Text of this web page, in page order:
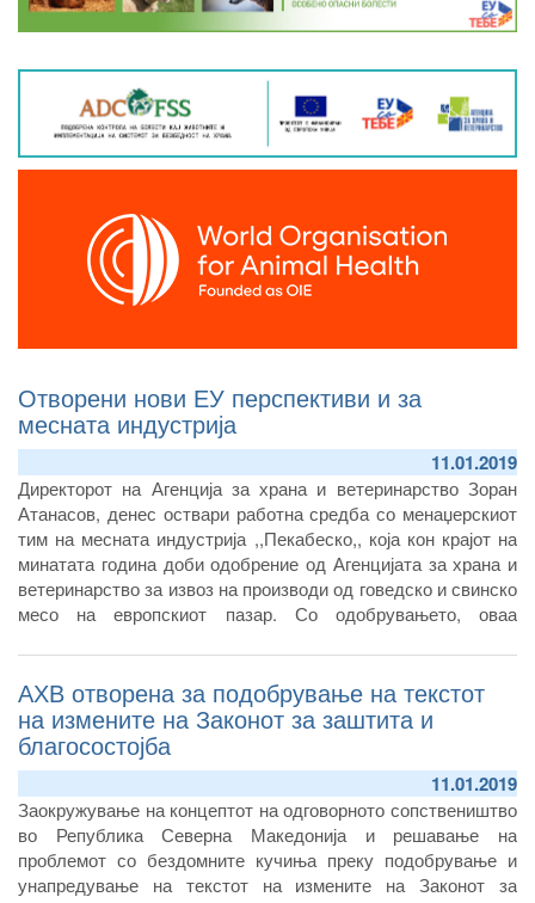
Отворени нови ЕУ перспективи и за
месната индустрија
11.01.2019
Директорот на Агенција за храна и ветеринарство Зоран
Атанасов, денес оствари работна средба со менаџерскиот
тим на месната индустрија ,,Пекабеско,, која кон крајот на
минатата година доби одобрение од Агенцијата за храна и
ветеринарство за извоз на производи од говедско и свинско
месо на европскиот пазар. Со одобрувањето, оваа
за извоз на европскиот пазар и се наоѓа на листата на
одобрени објекти на Европската комисија за извоз на храна
од Република Северна Македонија.
АХВ отворена за подобрување на текстот
на измените на Законот за заштита и
благосостојба
11.01.2019
Заокружување на концептот на одговорното сопствеништво
во Република Северна Македонија и решавање на
проблемот со бездомните кучиња преку подобрување и
унапредување на текстот на измените на Законот за